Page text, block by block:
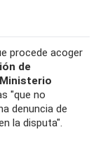
procede acoger
de
Ministerio
"que no
denuncia de
la disputa".